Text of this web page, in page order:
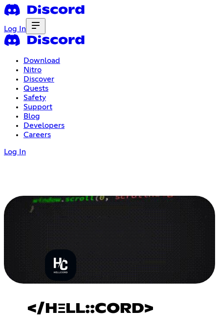
Log In
Download
Nitro
Discover
Quests
Safety
Support
Blog
Developers
Careers
Log In
</HΞLL::CORD>